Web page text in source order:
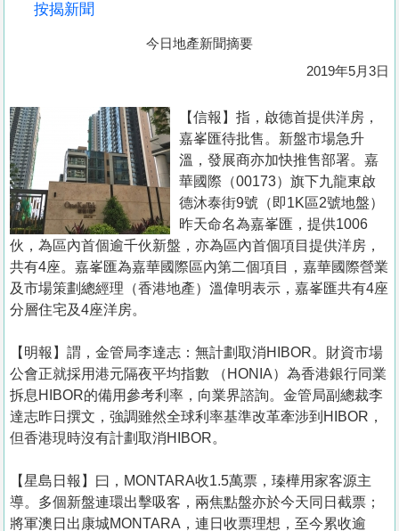
置
業
手
冊
關
於
我
們
按揭新聞
今日地產新聞摘要
2019年5月3日
【信報】指，啟德首提供洋房，
嘉峯匯待批售。新盤市場急升
溫，發展商亦加快推售部署。嘉
華國際（00173）旗下九龍東啟
德沐泰街9號（即1K區2號地盤）
昨天命名為嘉峯匯，提供1006
伙，為區內首個逾千伙新盤，亦為區內首個項目提供洋房，
共有4座。嘉峯匯為嘉華國際區內第二個項目，嘉華國際營業
及市場策劃總經理（香港地產）溫偉明表示，嘉峯匯共有4座
分層住宅及4座洋房。
【明報】謂，金管局李達志：無計劃取消HIBOR。財資市場
公會正就採用港元隔夜平均指數 （HONIA）為香港銀行同業
拆息HIBOR的備用參考利率，向業界諮詢。金管局副總裁李
達志昨日撰文，強調雖然全球利率基準改革牽涉到HIBOR，
但香港現時沒有計劃取消HIBOR。
【星島日報】曰，MONTARA收1.5萬票，瑧樺用家客源主
導。多個新盤連環出擊吸客，兩焦點盤亦於今天同日截票；
將軍澳日出康城MONTARA，連日收票理想，至今累收逾